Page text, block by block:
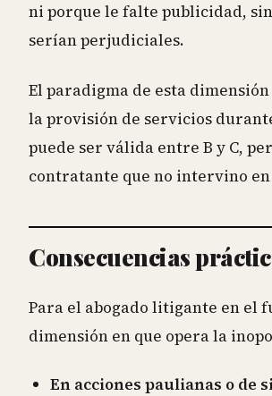
ni porque le falte publicidad,
serían perjudiciales.
El paradigma de esta
la provisión de servicios
puede ser válida entre B y C,
contratante que no intervino
Consecuencias
Para el abogado litigante en el
dimensión en que opera la
En acciones paulianas o de